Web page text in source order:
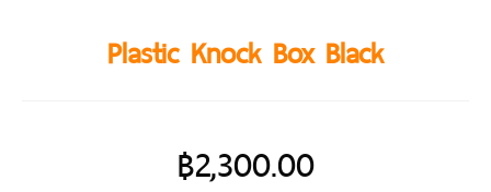
Plastic Knock Box Black
฿2,300.00